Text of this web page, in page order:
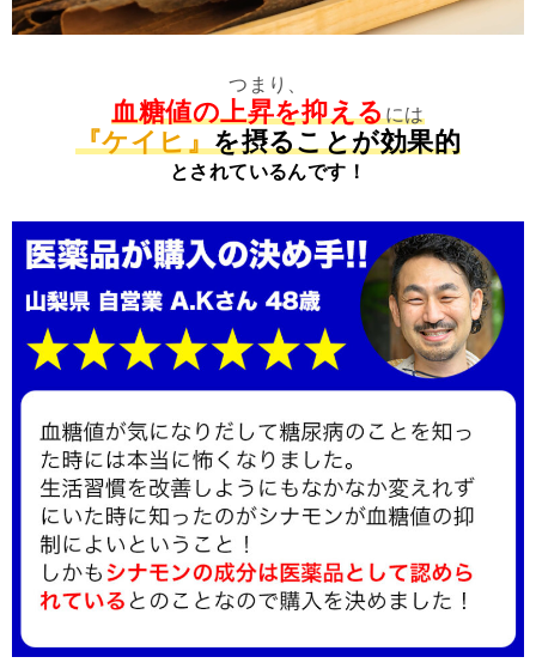
つまり、
血糖値の上昇を抑えるには
『ケイヒ』を摂ることが効果的
とされているんです！